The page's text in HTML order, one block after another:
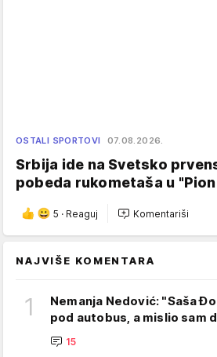
OSTALI SPORTOVI 07.08.2026.
Srbija ide na Svetsko
pobeda rukometaša u
5 · Reaguj Komentariši
NAJVIŠE KOMENTARA
1
Nemanja Nedović: "Saša
pod autobus, a mislio sam
15